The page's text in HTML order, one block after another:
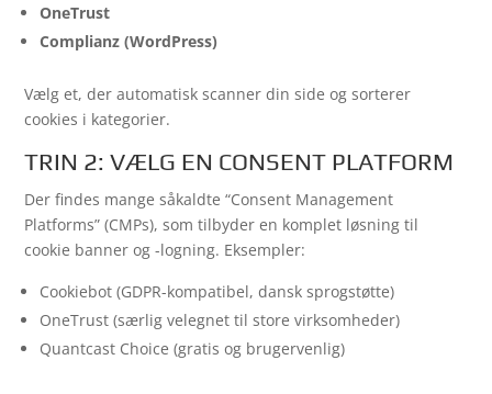
OneTrust
Complianz (WordPress)
Vælg et, der automatisk scanner din side og sorterer
cookies i kategorier.
TRIN 2: VÆLG EN CONSENT PLATFORM
Der findes mange såkaldte “Consent Management
Platforms” (CMPs), som tilbyder en komplet løsning til
cookie banner og -logning. Eksempler:
Cookiebot (GDPR-kompatibel, dansk sprogstøtte)
OneTrust (særlig velegnet til store virksomheder)
Quantcast Choice (gratis og brugervenlig)